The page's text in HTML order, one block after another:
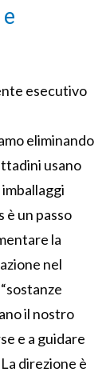
esecutivo
eliminando
usano
è un passo
la
nel
il nostro
e a guidare
direzione è